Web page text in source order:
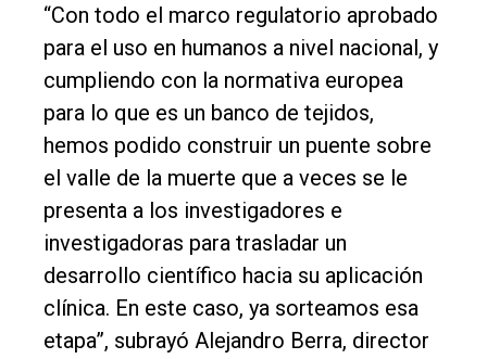
“Con todo el marco regulatorio aprobado
para el uso en humanos a nivel nacional, y
cumpliendo con la normativa europea
para lo que es un banco de tejidos,
hemos podido construir un puente sobre
el valle de la muerte que a veces se le
presenta a los investigadores e
investigadoras para trasladar un
desarrollo científico hacia su aplicación
clínica. En este caso, ya sorteamos esa
etapa”, subrayó Alejandro Berra, director